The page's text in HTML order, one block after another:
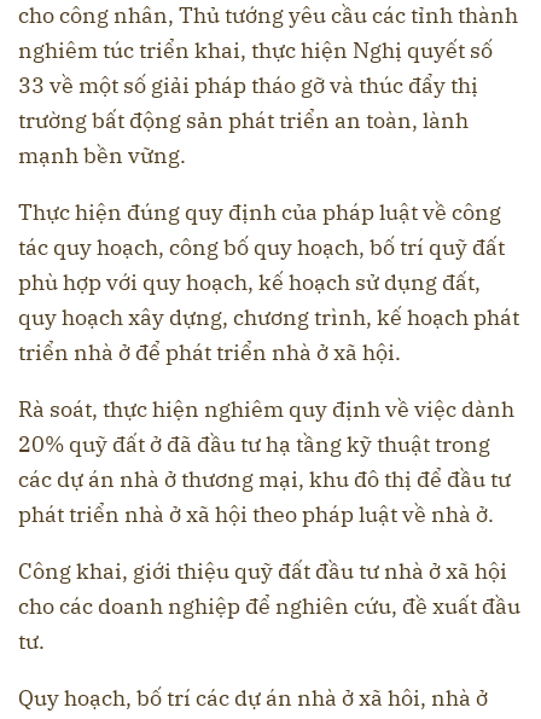
cho công nhân, Thủ tướng yêu cầu các tỉnh thành
nghiêm túc triển khai, thực hiện Nghị quyết số
33 về một số giải pháp tháo gỡ và thúc đẩy thị
trường bất động sản phát triển an toàn, lành
mạnh bền vững.
Thực hiện đúng quy định của pháp luật về công
tác quy hoạch, công bố quy hoạch, bố trí quỹ đất
phù hợp với quy hoạch, kế hoạch sử dụng đất,
quy hoạch xây dựng, chương trình, kế hoạch phát
triển nhà ở để phát triển nhà ở xã hội.
Rà soát, thực hiện nghiêm quy định về việc dành
20% quỹ đất ở đã đầu tư hạ tầng kỹ thuật trong
các dự án nhà ở thương mại, khu đô thị để đầu tư
phát triển nhà ở xã hội theo pháp luật về nhà ở.
Công khai, giới thiệu quỹ đất đầu tư nhà ở xã hội
cho các doanh nghiệp để nghiên cứu, đề xuất đầu
tư.
Quy hoạch, bố trí các dự án nhà ở xã hôi, nhà ở